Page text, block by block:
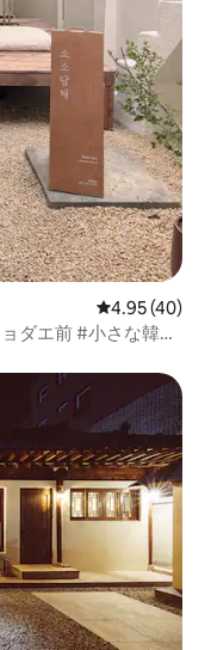
レビュー40
4.95 (40)
ダエ前 #小さな韓屋